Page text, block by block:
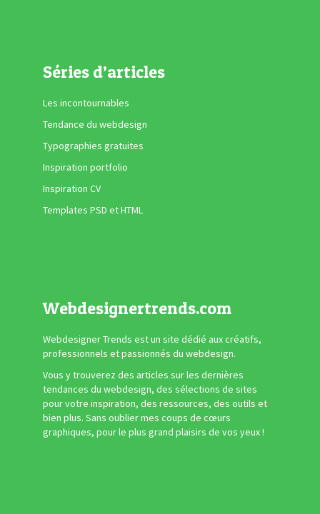
Séries d’articles
Les incontournables
Tendance du webdesign
Typographies gratuites
Inspiration portfolio
Inspiration CV
Templates PSD et HTML
Webdesignertrends.com
Webdesigner Trends est un site dédié aux créatifs,
professionnels et passionnés du webdesign.
Vous y trouverez des articles sur les dernières
tendances du webdesign, des sélections de sites
pour votre inspiration, des ressources, des outils et
bien plus. Sans oublier mes coups de cœurs
graphiques, pour le plus grand plaisirs de vos yeux !